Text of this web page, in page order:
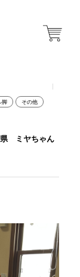
脚 その他
県 ミヤちゃん